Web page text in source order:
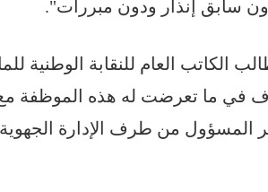
سابق إنذار ودون مبررات".
الكاتب العام للنقابة الوطنية
في ما تعرضت له هذه الموظفة مع
المسؤول من طرف الإدارة الجهوية